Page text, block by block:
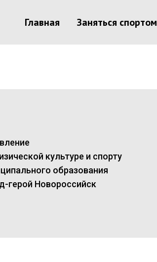
Главная Заняться спортом
культуре и спорту
образования
герой Новороссийск